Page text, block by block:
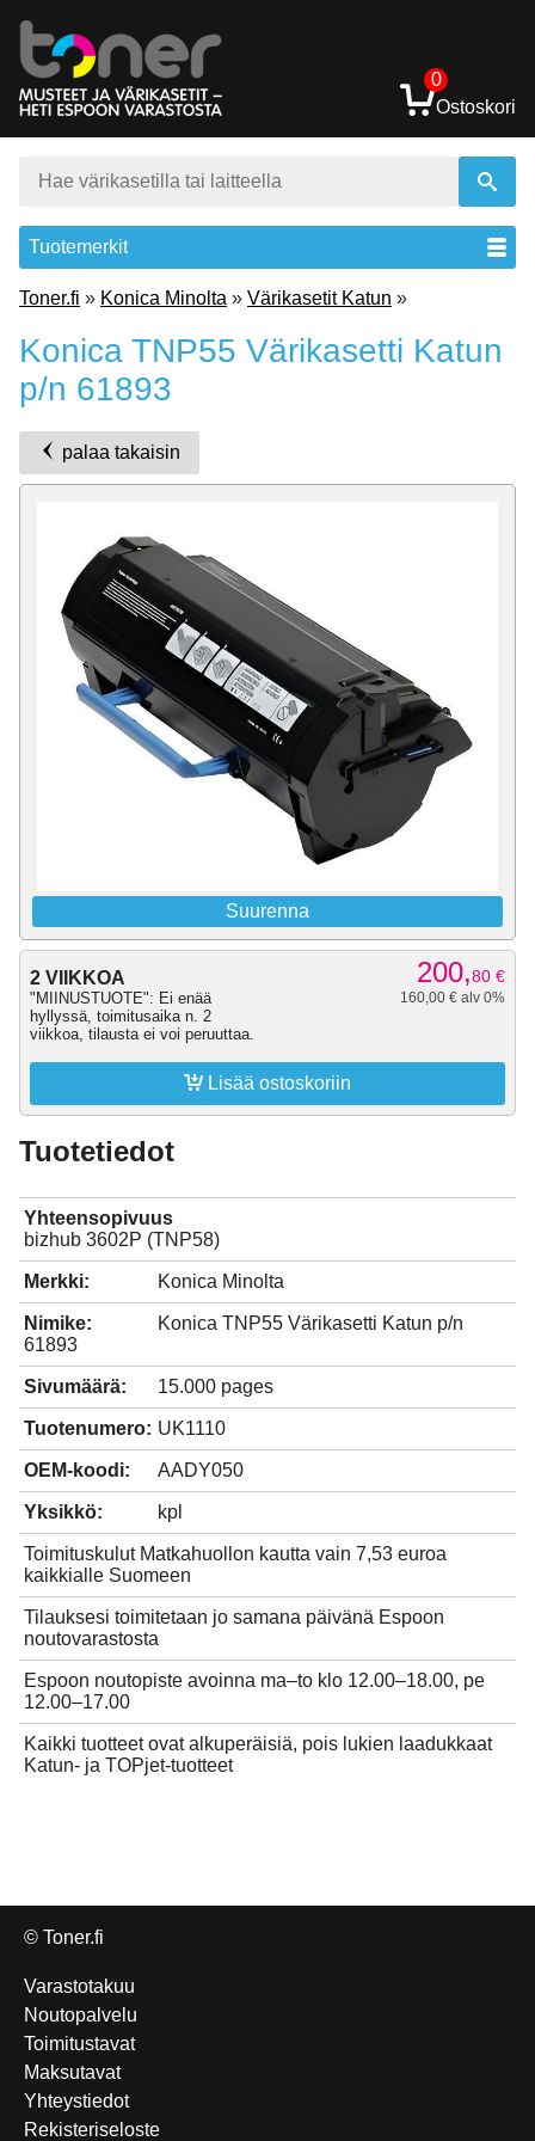
0
Ostoskori
Tuotemerkit
Toner.fi » Konica Minolta » Värikasetit Katun »
Konica TNP55 Värikasetti Katun
p/n 61893
palaa takaisin
Suurenna
2 VIIKKOA
"MIINUSTUOTE": Ei enää
hyllyssä, toimitusaika n. 2
viikkoa, tilausta ei voi peruuttaa.
200,80 €
160,00 € alv 0%
 Lisää ostoskoriin
Tuotetiedot
Yhteensopivuus
bizhub 3602P (TNP58)
Merkki: Konica Minolta
Nimike:
Konica TNP55 Värikasetti Katun p/n
61893
Sivumäärä: 15.000 pages
Tuotenumero: UK1110
OEM-koodi: AADY050
Yksikkö: kpl
Toimituskulut Matkahuollon kautta vain 7,53 euroa
kaikkialle Suomeen
Tilauksesi toimitetaan jo samana päivänä Espoon
noutovarastosta
Espoon noutopiste avoinna ma–to klo 12.00–18.00, pe
12.00–17.00
Kaikki tuotteet ovat alkuperäisiä, pois lukien laadukkaat
Katun- ja TOPjet-tuotteet
© Toner.fi
Varastotakuu
Noutopalvelu
Toimitustavat
Maksutavat
Yhteystiedot
Rekisteriseloste